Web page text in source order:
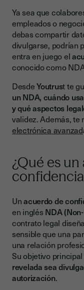
3. Obligaciones de
4. Plazo de
5.
6. Legislación
Pasos para
Paso 1: Definir la
Paso 2: Redactar
Paso 4: Revisar
Paso 5: Firmar
Errores comunes
¿Cuándo debes
Consecuencias
La importancia
Cómo
Ya sea que
empleados o
debas compartir
divulgarse, podrían
entra en juego el
conocido como
DesdeYoutrust te
un NDA, cuándo
y qué aspectos
validez. Además,
electrónica avanzad
¿Qué es
Unacuerdo de
en inglés NDA
contrato legal
sensible que una
una relación
Su objetivo
revelada sea
autorización.